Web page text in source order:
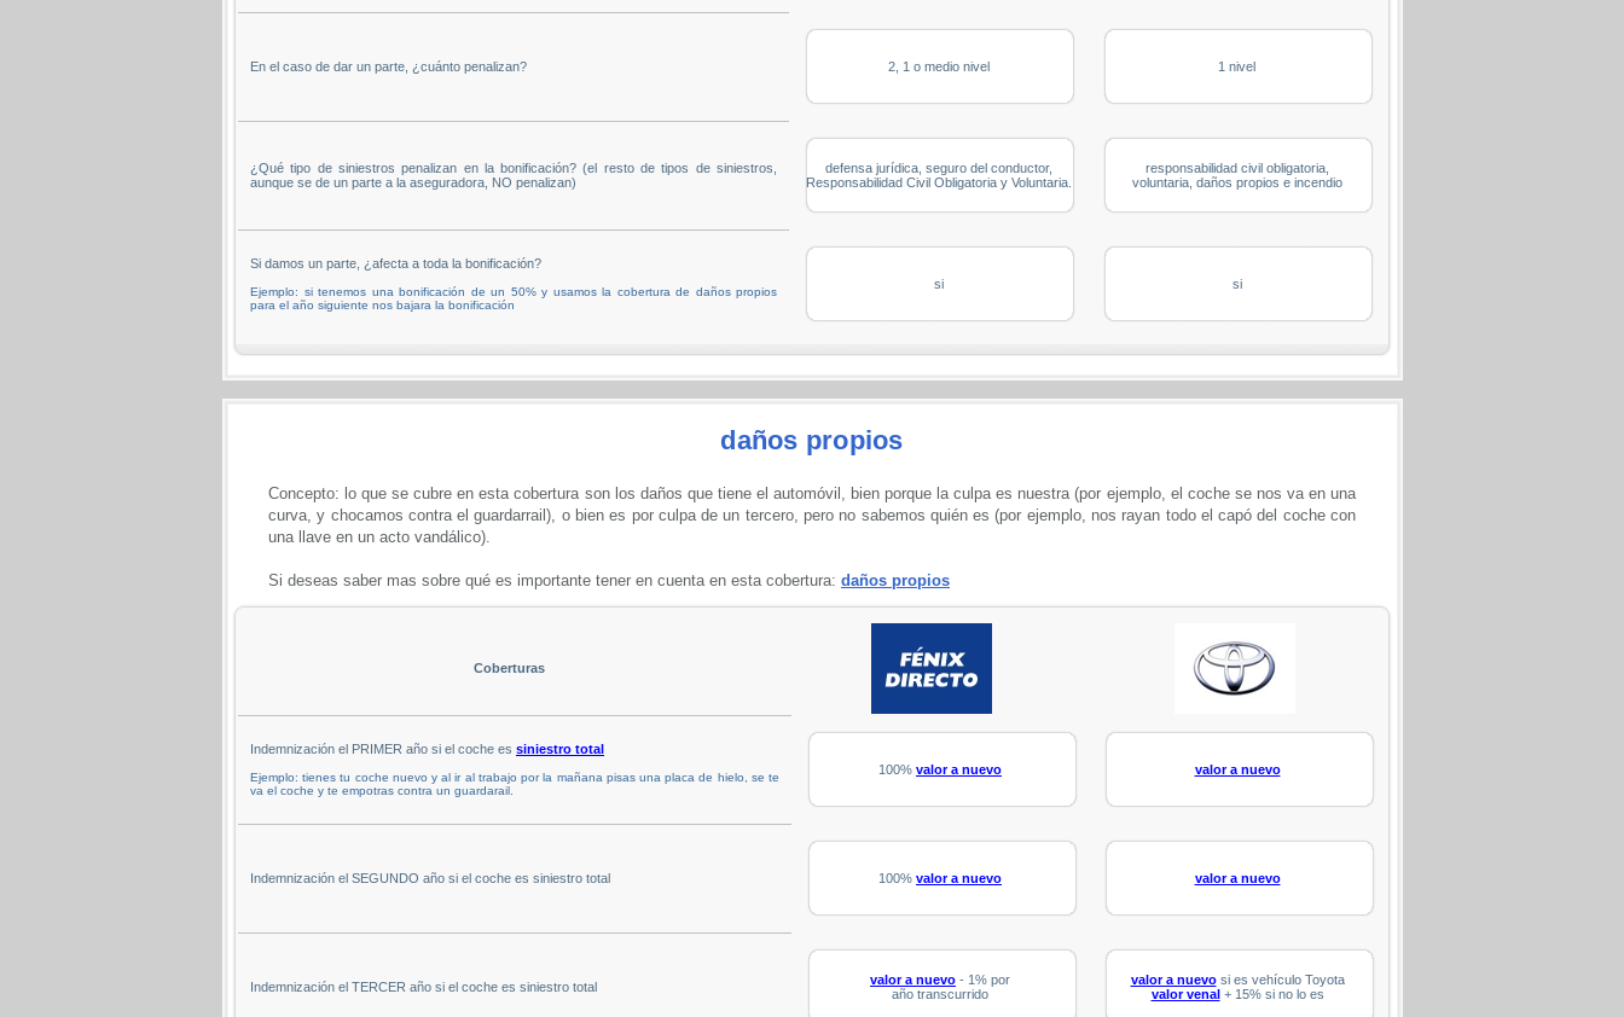
En el caso de dar un parte, ¿cuánto penalizan? 2, 1 o medio nivel 1 nivel
¿Qué tipo de siniestros penalizan en la bonificación? (el resto de tipos de siniestros,
aunque se de un parte a la aseguradora, NO penalizan)
defensa jurídica, seguro del conductor,
Responsabilidad Civil Obligatoria y Voluntaria.
responsabilidad civil obligatoria,
voluntaria, daños propios e incendio
Si damos un parte, ¿afecta a toda la bonificación?
Ejemplo: si tenemos una bonificación de un 50% y usamos la cobertura de daños propios
para el año siguiente nos bajara la bonificación
si si
daños propios
Concepto: lo que se cubre en esta cobertura son los daños que tiene el automóvil, bien porque la culpa es nuestra (por ejemplo, el coche se nos va en una
curva, y chocamos contra el guardarrail), o bien es por culpa de un tercero, pero no sabemos quién es (por ejemplo, nos rayan todo el capó del coche con
una llave en un acto vandálico).
Si deseas saber mas sobre qué es importante tener en cuenta en esta cobertura: daños propios
Coberturas
Indemnización el PRIMER año si el coche es siniestro total
Ejemplo: tienes tu coche nuevo y al ir al trabajo por la mañana pisas una placa de hielo, se te
va el coche y te empotras contra un guardarail.
100% valor a nuevo valor a nuevo
Indemnización el SEGUNDO año si el coche es siniestro total 100% valor a nuevo valor a nuevo
Indemnización el TERCER año si el coche es siniestro total valor a nuevo - 1% por
año transcurrido
valor a nuevosi es vehículo Toyota
valor venal+ 15% si no lo es